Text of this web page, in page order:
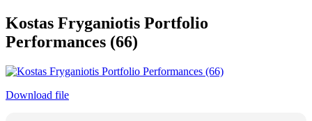
Kostas Fryganiotis Portfolio
Performances (66)
Download file